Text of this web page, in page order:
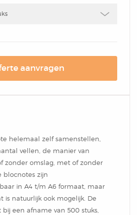
aanvragen
helemaal zelf samenstellen,
vellen, de manier van
zonder omslag, met of zonder
blocnotes zijn
in A4 t/m A6 formaat, maar
is natuurlijk ook mogelijk. De
een afname van 500 stuks,